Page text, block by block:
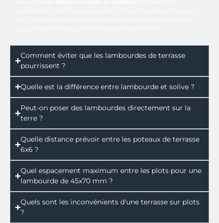
Comment éviter que les lambourdes de terrasse
pourrissent ?
Quelle est la différence entre lambourde et solive ?
Peut-on poser des lambourdes directement sur la
terre ?
Quelle distance prévoir entre les poteaux de terrasse
6x6 ?
Quel espacement maximum entre les plots pour une
lambourde de 45x70 mm ?
Quels sont les inconvénients d'une terrasse sur plots
?